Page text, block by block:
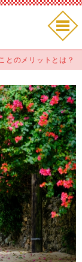
とのメリットとは？